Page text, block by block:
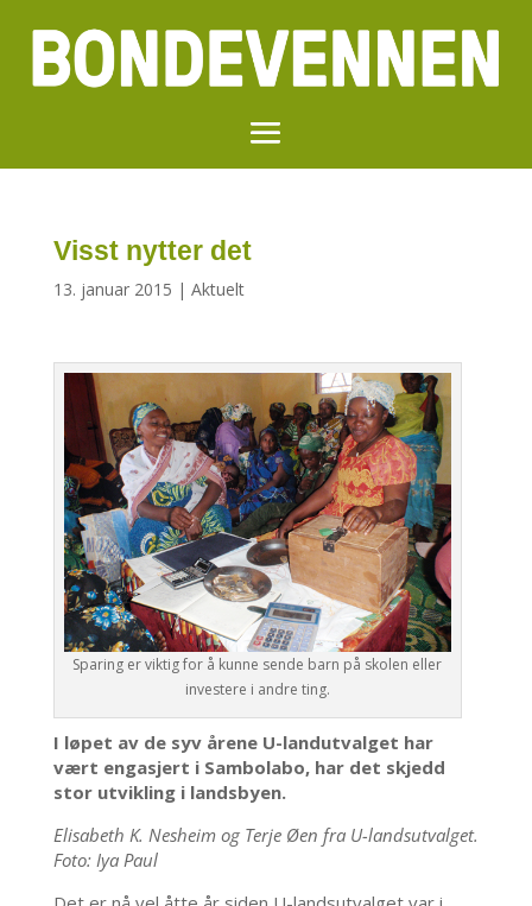
Visst nytter det
13. januar 2015 | Aktuelt
Sparing er viktig for å kunne sende barn på skolen eller
investere i andre ting.
I løpet av de syv årene U-landutvalget har
vært engasjert i Sambolabo, har det skjedd
stor utvikling i landsbyen.
Elisabeth K. Nesheim og Terje Øen fra U-landsutvalget.
Foto: Iya Paul